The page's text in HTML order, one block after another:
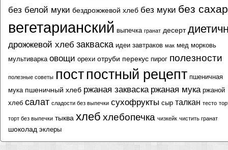
без белой муки бездрожжевой хлеб без муки без
вегетарианский выпечка гранат десерт
дрожжевой хлеб закваска идеи завтраков мак мед морковь
мультиварка овощи орехи отруби перекус пирог полезности
полезные советы постпостный рецепт пшеничная
мука пшеничный хлеб ржаная закваска ржаная мука ржаной
хлеб салат сладости без выпечки сухофрукты сыр талкан тесто
торт без выпечки тыква хлебхлебопечка чизкейк чистить гранат
шоколад эклеры